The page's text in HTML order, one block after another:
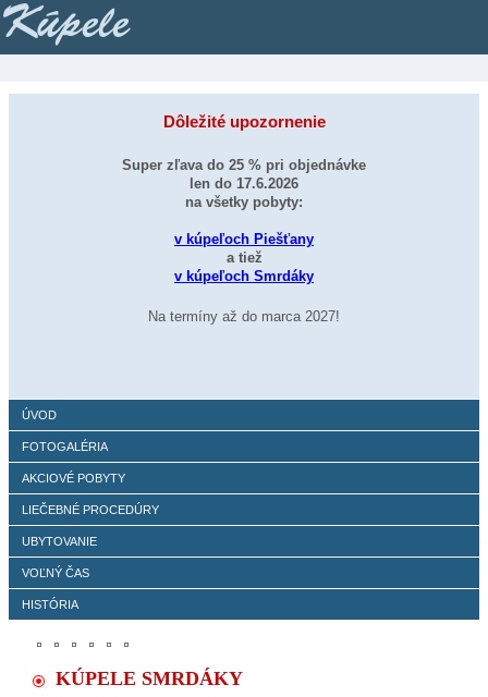
Kúpele
Dôležité upozornenie
Super zľava do 25 % pri objednávke
len do 17.6.2026
na všetky pobyty:
v kúpeľoch Piešťany
a tiež
v kúpeľoch Smrdáky
Na termíny až do marca 2027!
ÚVOD
FOTOGALÉRIA
AKCIOVÉ POBYTY
LIEČEBNÉ PROCEDÚRY
UBYTOVANIE
VOĽNÝ ČAS
HISTÓRIA
KÚPELE SMRDÁKY